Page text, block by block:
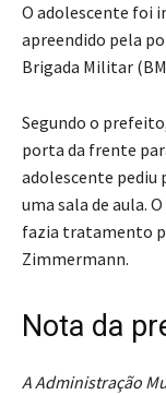
O adolescente foi
apreendido pela
Brigada Militar
Segundo o
porta da frente
adolescente pediu
uma sala de aula.
fazia tratamento
Zimmermann.
Nota da
A Administração